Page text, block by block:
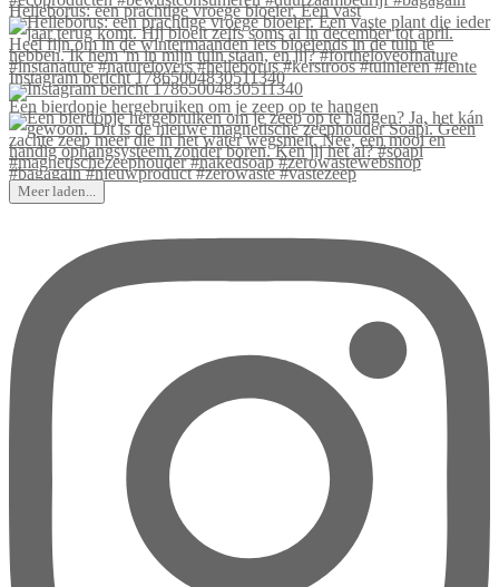
Helleborus: een prachtige vroege bloeier. Een vast
Instagram bericht 17865004830511340
Een bierdopje hergebruiken om je zeep op te hangen
Meer laden...